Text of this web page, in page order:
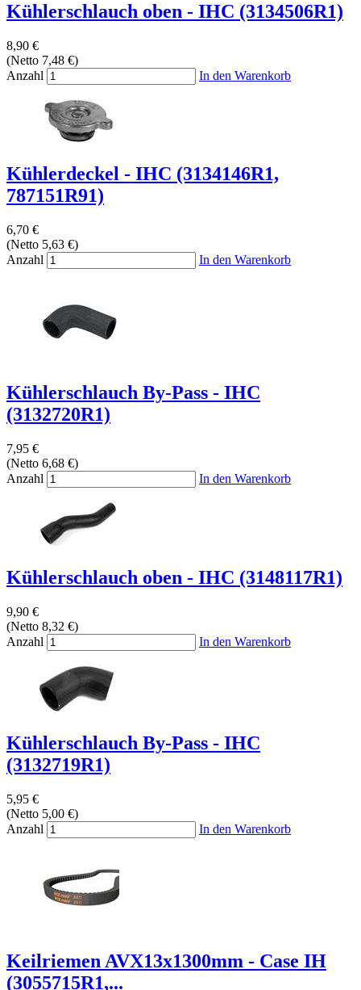
Kühlerschlauch oben - IHC (3134506R1)
8,90 €
(Netto 7,48 €)
Anzahl
In den Warenkorb
Kühlerdeckel - IHC (3134146R1,
787151R91)
6,70 €
(Netto 5,63 €)
Anzahl
In den Warenkorb
Kühlerschlauch By-Pass - IHC
(3132720R1)
7,95 €
(Netto 6,68 €)
Anzahl
In den Warenkorb
Kühlerschlauch oben - IHC (3148117R1)
9,90 €
(Netto 8,32 €)
Anzahl
In den Warenkorb
Kühlerschlauch By-Pass - IHC
(3132719R1)
5,95 €
(Netto 5,00 €)
Anzahl
In den Warenkorb
Keilriemen AVX13x1300mm - Case IH
(3055715R1,...